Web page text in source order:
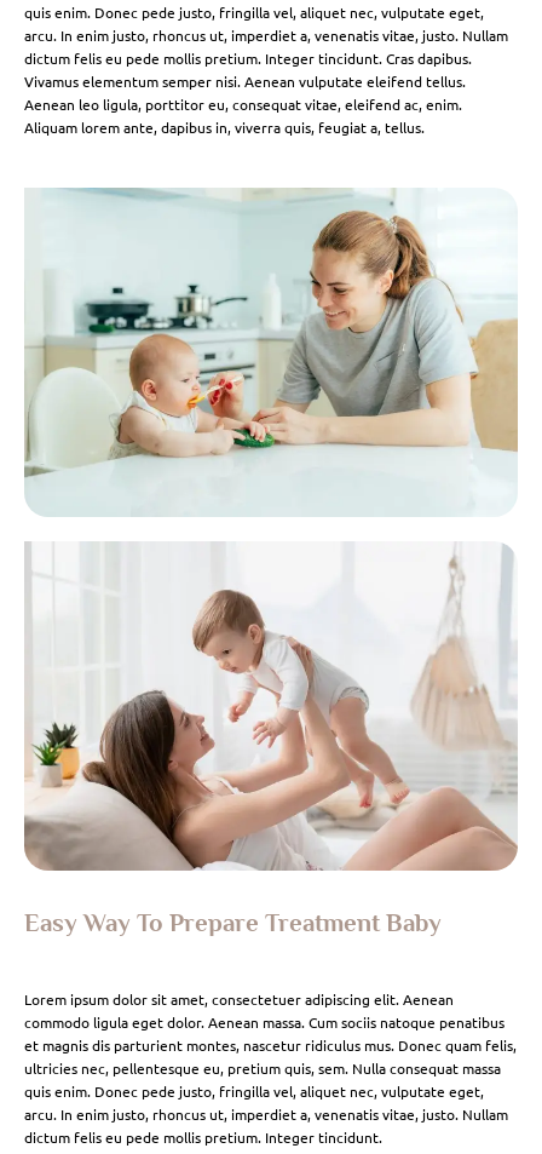
quis enim. Donec pede justo, fringilla vel, aliquet nec, vulputate eget,
arcu. In enim justo, rhoncus ut, imperdiet a, venenatis vitae, justo. Nullam
dictum felis eu pede mollis pretium. Integer tincidunt. Cras dapibus.
Vivamus elementum semper nisi. Aenean vulputate eleifend tellus.
Aenean leo ligula, porttitor eu, consequat vitae, eleifend ac, enim.
Aliquam lorem ante, dapibus in, viverra quis, feugiat a, tellus.
Easy Way To Prepare Treatment Baby
Lorem ipsum dolor sit amet, consectetuer adipiscing elit. Aenean
commodo ligula eget dolor. Aenean massa. Cum sociis natoque penatibus
et magnis dis parturient montes, nascetur ridiculus mus. Donec quam felis,
ultricies nec, pellentesque eu, pretium quis, sem. Nulla consequat massa
quis enim. Donec pede justo, fringilla vel, aliquet nec, vulputate eget,
arcu. In enim justo, rhoncus ut, imperdiet a, venenatis vitae, justo. Nullam
dictum felis eu pede mollis pretium. Integer tincidunt.